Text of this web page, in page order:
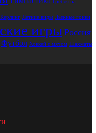
Гребля на
Керлинг Летние виды Лыжные гонки
игры Россия
Футбол Хоккей с мячом Шахматы